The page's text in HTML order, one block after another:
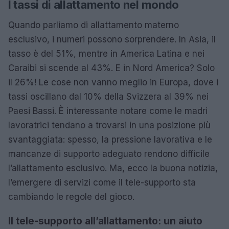
I tassi di allattamento nel mondo
Quando parliamo di allattamento materno
esclusivo, i numeri possono sorprendere. In Asia, il
tasso è del 51%, mentre in America Latina e nei
Caraibi si scende al 43%. E in Nord America? Solo
il 26%! Le cose non vanno meglio in Europa, dove i
tassi oscillano dal 10% della Svizzera al 39% nei
Paesi Bassi. È interessante notare come le madri
lavoratrici tendano a trovarsi in una posizione più
svantaggiata: spesso, la pressione lavorativa e le
mancanze di supporto adeguato rendono difficile
l’allattamento esclusivo. Ma, ecco la buona notizia,
l’emergere di servizi come il tele-supporto sta
cambiando le regole del gioco.
Il tele-supporto all’allattamento: un aiuto